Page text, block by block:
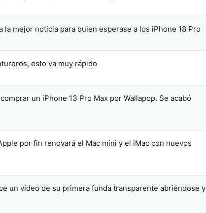
la mejor noticia para quien esperase a los iPhone 18 Pro
esto va muy rápido
un iPhone 13 Pro Max por Wallapop. Se acabó
por fin renovará el Mac mini y el iMac con nuevos
un vídeo de su primera funda transparente abriéndose y